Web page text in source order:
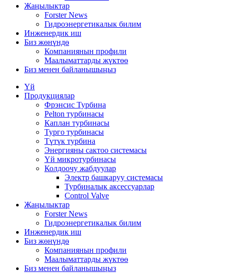
Жаңылыктар
Forster News
Гидроэнергетикалык билим
Инженердик иш
Биз жөнүндө
Компаниянын профили
Маалыматтарды жүктөө
Биз менен байланышыңыз
Үй
Продукциялар
Фрэнсис Турбина
Pelton турбинасы
Каплан турбинасы
Турго турбинасы
Түтүк турбина
Энергияны сактоо системасы
Үй микротурбинасы
Колдоочу жабдуулар
Электр башкаруу системасы
Турбиналык аксессуарлар
Control Valve
Жаңылыктар
Forster News
Гидроэнергетикалык билим
Инженердик иш
Биз жөнүндө
Компаниянын профили
Маалыматтарды жүктөө
Биз менен байланышыңыз